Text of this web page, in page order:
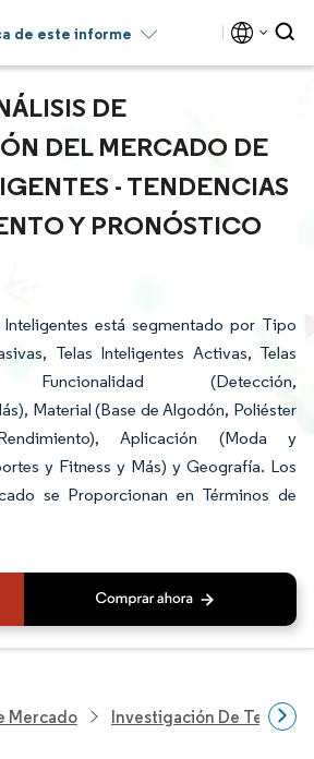
de este informe
DE
DEL MERCADO DE
- TENDENCIAS
Y PRONÓSTICO
está segmentado por Tipo
Telas Inteligentes Activas, Telas
Funcionalidad (Detección,
Material (Base de Algodón, Poliéster
Aplicación (Moda y
y Fitness y Más) y Geografía. Los
se Proporcionan en Términos de
Mercado Investigación De